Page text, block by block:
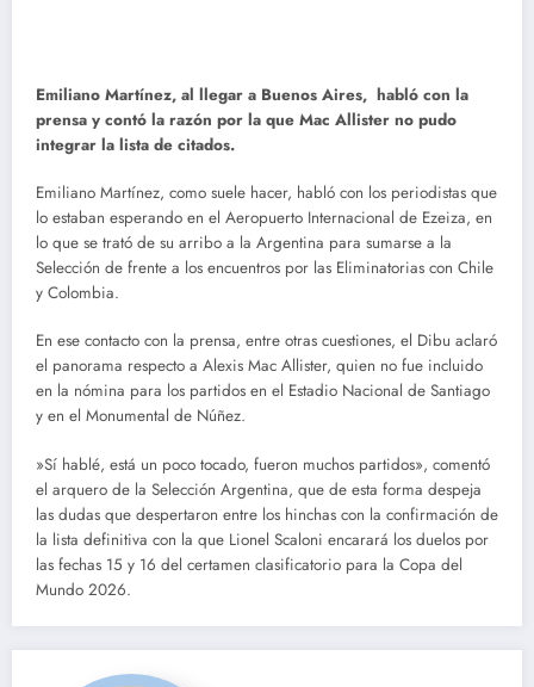
Emiliano Martínez, al llegar a Buenos Aires, habló con la
prensa y contó la razón por la que Mac Allister no pudo
integrar la lista de citados.
Emiliano Martínez, como suele hacer, habló con los periodistas que
lo estaban esperando en el Aeropuerto Internacional de Ezeiza, en
lo que se trató de su arribo a la Argentina para sumarse a la
Selección de frente a los encuentros por las Eliminatorias con Chile
y Colombia.
En ese contacto con la prensa, entre otras cuestiones, el Dibu aclaró
el panorama respecto a Alexis Mac Allister, quien no fue incluido
en la nómina para los partidos en el Estadio Nacional de Santiago
y en el Monumental de Núñez.
»Sí hablé, está un poco tocado, fueron muchos partidos», comentó
el arquero de la Selección Argentina, que de esta forma despeja
las dudas que despertaron entre los hinchas con la confirmación de
la lista definitiva con la que Lionel Scaloni encarará los duelos por
las fechas 15 y 16 del certamen clasificatorio para la Copa del
Mundo 2026.